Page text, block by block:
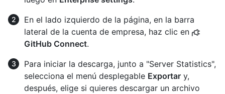
En el lado izquierdo de la página, en la barra
lateral de la cuenta de empresa, haz clic en
GitHub Connect.
Para iniciar la descarga, junto a "Server Statistics",
selecciona el menú desplegable Exportar y,
después, elige si quieres descargar un archivo